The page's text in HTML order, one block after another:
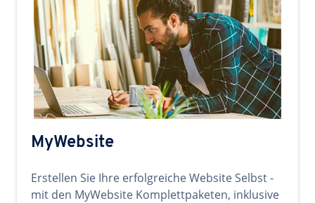
MyWebsite
Erstellen Sie Ihre erfolgreiche Website Selbst -
mit den MyWebsite Komplettpaketen, inklusive